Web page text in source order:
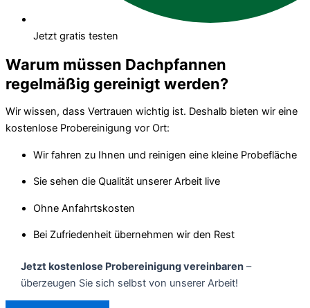
Jetzt gratis testen
Warum müssen Dachpfannen
regelmäßig gereinigt werden?
Wir wissen, dass Vertrauen wichtig ist. Deshalb bieten wir eine
kostenlose Probereinigung vor Ort:
Wir fahren zu Ihnen und reinigen eine kleine Probefläche
Sie sehen die Qualität unserer Arbeit live
Ohne Anfahrtskosten
Bei Zufriedenheit übernehmen wir den Rest
Jetzt kostenlose Probereinigung vereinbaren–
überzeugen Sie sich selbst von unserer Arbeit!